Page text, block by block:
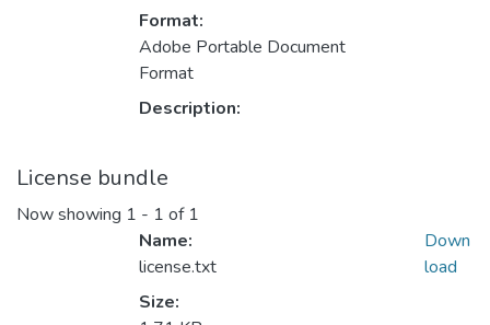
Format:
Adobe Portable Document
Format
Description:
License bundle
Now showing 1 - 1 of 1
Name:
license.txt
Size:
Down
load